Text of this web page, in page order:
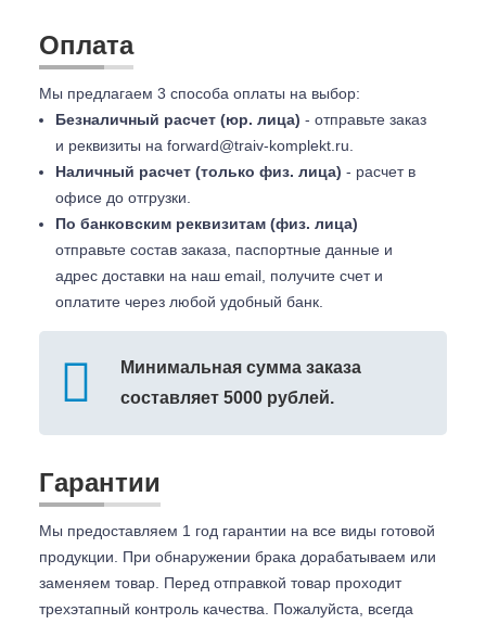
Оплата
Мы предлагаем 3 способа оплаты на выбор:
Безналичный расчет (юр. лица) - отправьте заказ
и реквизиты на forward@traiv-komplekt.ru
Наличный расчет (только физ. лица) - расчет в
офисе до отгрузки.
По банковским реквизитам (физ. лица)
отправьте состав заказа, паспортные данные и
адрес доставки на наш email, получите счет и
оплатите через любой удобный банк.
Минимальная сумма заказа
составляет 5000 рублей.
Гарантии
Мы предоставляем 1 год гарантии на все виды готовой
продукции. При обнаружении брака дорабатываем или
заменяем товар. Перед отправкой товар проходит
трехэтапный контроль качества. Пожалуйста, всегда